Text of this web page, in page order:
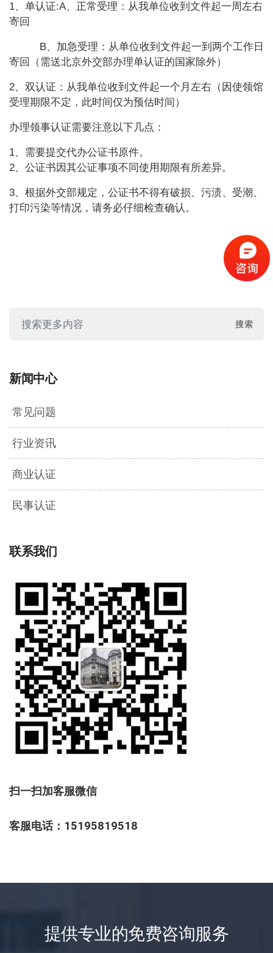
1、单认证:A、正常受理：从我单位收到文件起一周左右
寄回
B、加急受理：从单位收到文件起一到两个工作日
寄回（需送北京外交部办理单认证的国家除外）
2、双认证：从我单位收到文件起一个月左右（因使领馆
受理期限不定，此时间仅为预估时间）
办理领事认证需要注意以下几点：
1、需要提交代办公证书原件。
2、公证书因其公证事项不同使用期限有所差异。
3、根据外交部规定，公证书不得有破损、污渍、受潮、
打印污染等情况，请务必仔细检查确认。
新闻中心
常见问题
行业资讯
商业认证
民事认证
联系我们
扫一扫加客服微信
客服电话：15195819518
提供专业的免费咨询服务